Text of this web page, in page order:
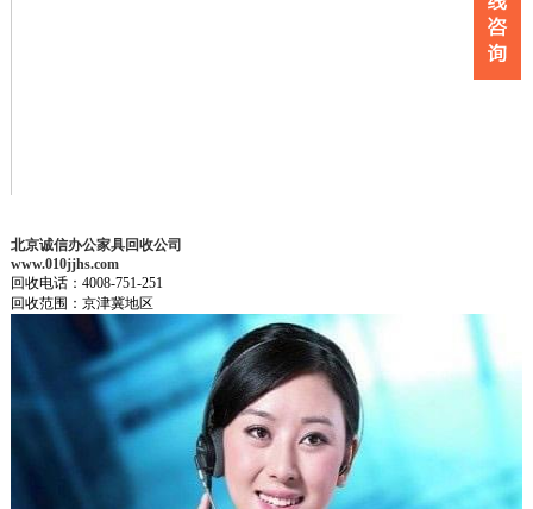
北京诚信办公家具回收公司
www.010jjhs.com
回收电话：4008-751-251
回收范围：京津冀地区